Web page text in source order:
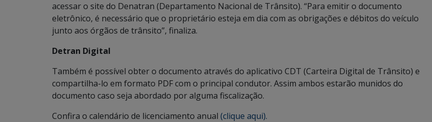
acessar o site do Denatran (Departamento Nacional de Trânsito). “Para emitir o documento
eletrônico, é necessário que o proprietário esteja em dia com as obrigações e débitos do veículo
junto aos órgãos de trânsito”, finaliza.
Detran Digital
Também é possível obter o documento através do aplicativo CDT (Carteira Digital de Trânsito) e
compartilha-lo em formato PDF com o principal condutor. Assim ambos estarão munidos do
documento caso seja abordado por alguma fiscalização.
Confira o calendário de licenciamento anual (clique aqui).